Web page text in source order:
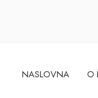
NASLOVNA O